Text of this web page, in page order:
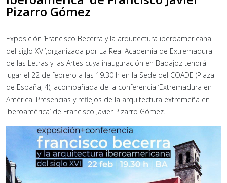
Pizarro Gómez
Exposición ‘Francisco Becerra y la arquitectura iberoamericana
del siglo XVI’,organizada por La Real Academia de Extremadura
de las Letras y las Artes cuya inauguración en Badajoz tendrá
lugar el 22 de febrero a las 19.30 h en la Sede del COADE (Plaza
de España, 4), acompañada de la conferencia ‘Extremadura en
América. Presencias y reflejos de la arquitectura extremeña en
Iberoamérica’ de Francisco Javier Pizarro Gómez.